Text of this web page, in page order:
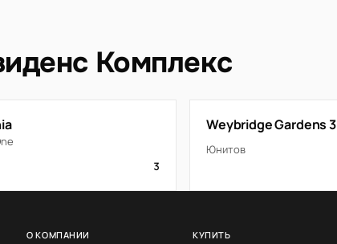
Комплекс
3
Weybridge Gardens 3
Юнитов
О КОМПАНИИ КУПИТЬ